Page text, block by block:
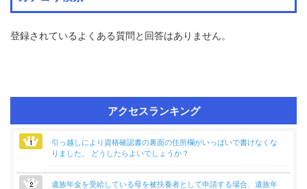
外
の
健
種
手
続
登録されているよくある質問と回答はありません。
アクセスランキング
引っ越しにより資格確認書の裏面の住所欄がいっぱいで書けなくな
りました。 どうしたらよいでしょうか？
遺族年金を受給している母を被扶養者として申請する場合、遺族年